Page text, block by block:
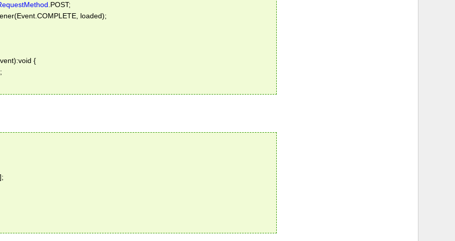
.POST;
loaded);
{